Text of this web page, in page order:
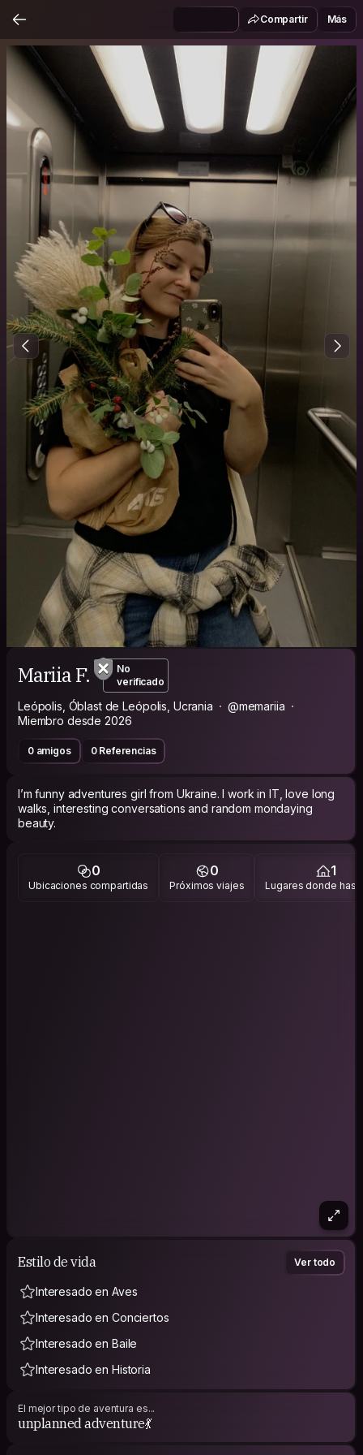
Compartir Más
Mariia F.
No
verificado
Leópolis, Óblast de Leópolis, Ucrania
@memariia
Miembro desde 2026
0 amigos 0 Referencias
I’m funny adventures girl from Ukraine. I work in IT, love long
walks, interesting conversations and random mondaying
beauty.
0
Ubicaciones compartidas
0
Próximos viajes
1
Lugares donde has
Estilo de vida Ver todo
Interesado en Aves
Interesado en Conciertos
Interesado en Baile
Interesado en Historia
El mejor tipo de aventura es...
unplanned adventure💃